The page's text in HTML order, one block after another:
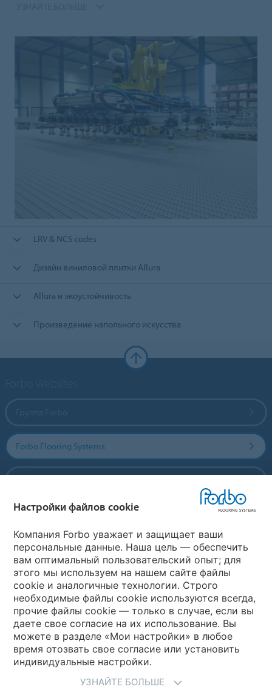
LRV & NCS codes
Дизайн виниловой плитки Allura
Allura и экоустойчивость
Произведение напольного искусства
Forbo Flooring Systems
Выберите страну
Выберите вашу страну
My Forbo
Где купить
Настройки файлов cookie
Компания Forbo уважает и защищает ваши
персональные данные. Наша цель — обеспечить
вам оптимальный пользовательский опыт; для
этого мы используем на нашем сайте файлы
cookie и аналогичные технологии. Строго
необходимые файлы cookie используются всегда,
прочие файлы cookie — только в случае, если вы
даете свое согласие на их использование. Вы
можете в разделе «Мои настройки» в любое
время отозвать свое согласие или установить
индивидуальные настройки.
УЗНАЙТЕ БОЛЬШЕ